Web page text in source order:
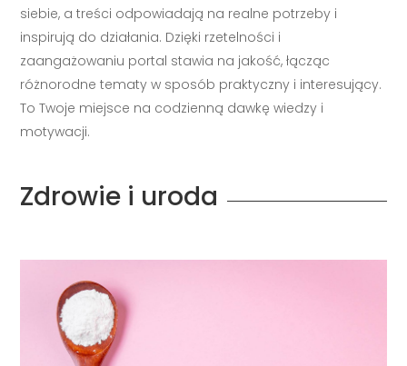
siebie, a treści odpowiadają na realne potrzeby i
inspirują do działania. Dzięki rzetelności i
zaangażowaniu portal stawia na jakość, łącząc
różnorodne tematy w sposób praktyczny i interesujący.
To Twoje miejsce na codzienną dawkę wiedzy i
motywacji.
Zdrowie i uroda